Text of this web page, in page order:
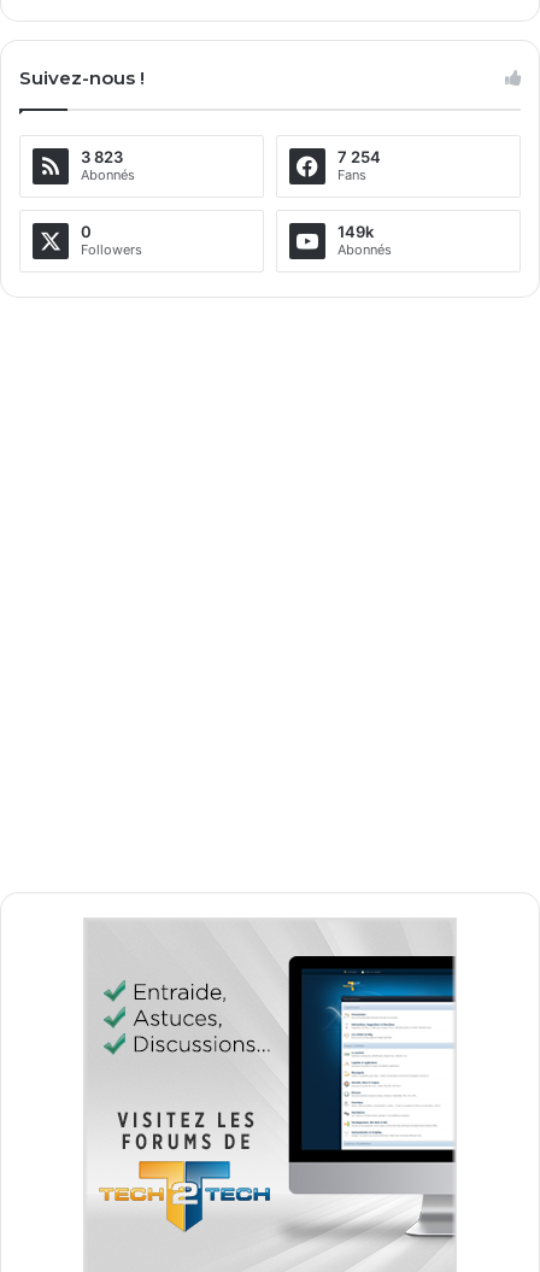
Suivez-nous !
3 823
Abonnés
7 254
Fans
0
Followers
149k
Abonnés